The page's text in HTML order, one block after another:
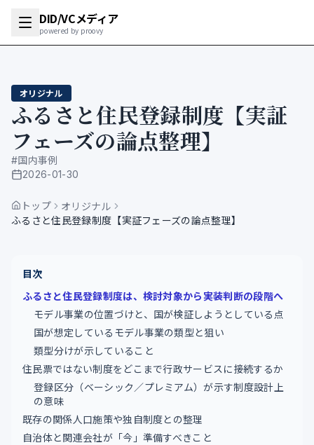
DID/VCメディア
powered by proovy
オリジナル
ふるさと住民登録制度【実証
フェーズの論点整理】
#国内事例
公開日
2026-01-30
トップ
オリジナル
ふるさと住民登録制度【実証フェーズの論点整理】
目次
ふるさと住民登録制度は、検討対象から実装判断の段階へ
モデル事業の位置づけと、国が検証しようとしている点
国が想定しているモデル事業の類型と狙い
類型分けが示していること
住民票ではない制度をどこまで行政サービスに接続するか
登録区分（ベーシック／プレミアム）が示す制度設計上
の意味
既存の関係人口施策や独自制度との整理
自治体と関連会社が「今」準備すべきこと